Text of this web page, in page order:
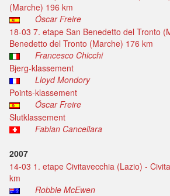
(Marche) 196 km
Óscar Freire
18-03 7. etape San Benedetto del Tronto
Benedetto del Tronto (Marche) 176 km
Francesco Chicchi
Bjerg-klassement
Lloyd Mondory
Points-klassement
Óscar Freire
Slutklassement
Fabian Cancellara
2007
14-03 1. etape Civitavecchia (Lazio) -
km
Robbie McEwen